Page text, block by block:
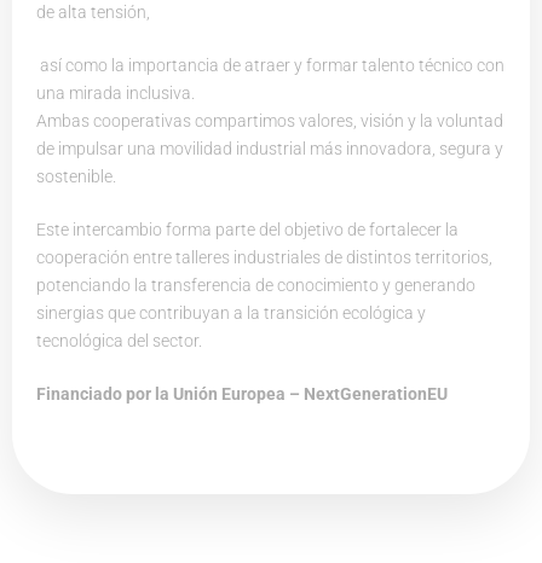
de alta tensión,
así como la importancia de atraer y formar talento técnico con
una mirada inclusiva.
Ambas cooperativas compartimos valores, visión y la voluntad
de impulsar una movilidad industrial más innovadora, segura y
sostenible.
Este intercambio forma parte del objetivo de fortalecer la
cooperación entre talleres industriales de distintos territorios,
potenciando la transferencia de conocimiento y generando
sinergias que contribuyan a la transición ecológica y
tecnológica del sector.
Financiado por la Unión Europea – NextGenerationEU